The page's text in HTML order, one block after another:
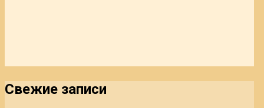
Свежие записи